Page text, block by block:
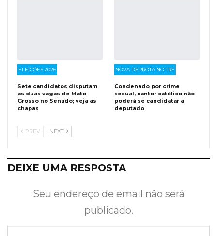
ELEIÇÕES 2026
Sete candidatos disputam
as duas vagas de Mato
Grosso no Senado; veja as
chapas
NOVA DERROTA NO TRE
Condenado por crime
sexual, cantor católico não
poderá se candidatar a
deputado
PREV NEXT
DEIXE UMA RESPOSTA
Seu endereço de email não será
publicado.